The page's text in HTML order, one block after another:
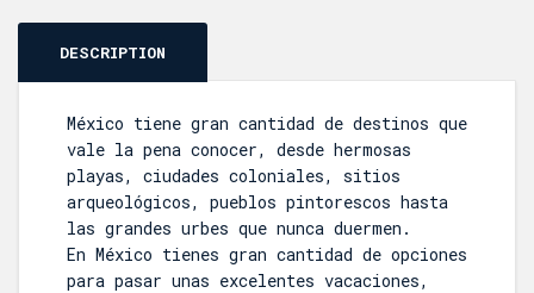
DESCRIPTION
México tiene gran cantidad de destinos que
vale la pena conocer, desde hermosas
playas, ciudades coloniales, sitios
arqueológicos, pueblos pintorescos hasta
las grandes urbes que nunca duermen.
En México tienes gran cantidad de opciones
para pasar unas excelentes vacaciones,